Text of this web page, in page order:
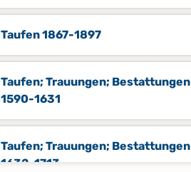
Taufen 1867-1897
Taufen; Trauungen; Bestattungen
1590-1631
Taufen; Trauungen; Bestattungen
1632-1713